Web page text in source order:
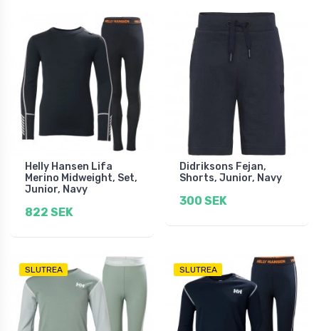
Helly Hansen Lifa
Merino Midweight, Set,
Junior, Navy
822 SEK
Didriksons Fejan,
Shorts, Junior, Navy
300 SEK
SLUTREA SLUTREA